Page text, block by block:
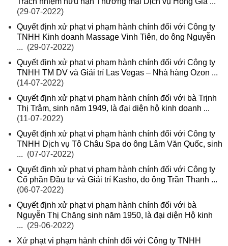
(29-07-2022)
Quyết định xử phạt vi phạm hành chính đối với Công ty
TNHH Kinh doanh Massage Vinh Tiên, do ông Nguyễn
... (29-07-2022)
Quyết định xử phạt vi phạm hành chính đối với Công ty
TNHH TM DV và Giải trí Las Vegas – Nhà hàng Ozon ...
(14-07-2022)
Quyết định xử phạt vi phạm hành chính đối với bà Trịnh
Thị Trâm, sinh năm 1949, là đại diện hộ kinh doanh ...
(11-07-2022)
Quyết định xử phạt vi phạm hành chính đối với Công ty
TNHH Dịch vụ Tô Châu Spa do ông Lâm Văn Quốc, sinh
... (07-07-2022)
Quyết định xử phạt vi phạm hành chính đối với Công ty
Cổ phần Đầu tư và Giải trí Kasho, do ông Trần Thanh ...
(06-07-2022)
Quyết định xử phạt vi phạm hành chính đối với bà
Nguyễn Thị Chăng sinh năm 1950, là đại diện Hộ kinh
... (29-06-2022)
Xử phạt vi phạm hành chính đối với Công ty TNHH